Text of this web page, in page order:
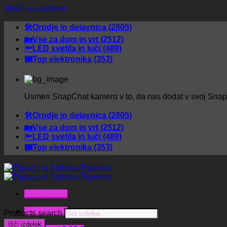
Skoči na vsebino
🛠️Orodje in delavnica (2805)
🏡Vse za dom in vrt (2512)
🔦LED svetila in luči (489)
📟Top elektronika (353)
Usmeri SnapChat kamero v to, da nas dodat v svoj
🛠️Orodje in delavnica (2805)
🏡Vse za dom in vrt (2512)
🔦LED svetila in luči (489)
📟Top elektronika (353)
Glavni meni
Products search
Išči izdelek